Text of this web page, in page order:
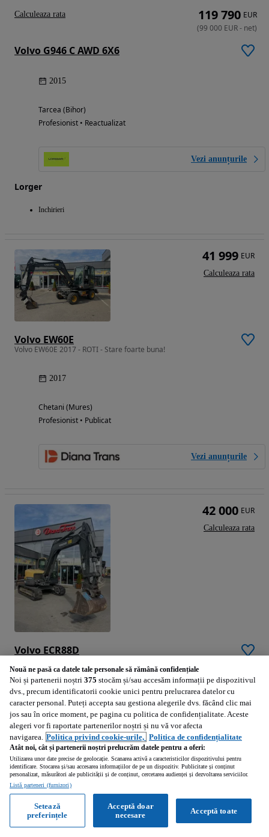
Volvo G946 C AWD 6X6
2015
Tarcea (Bihor)
Profesionist • Reactualizat
Vezi anunțurile
Lorger
Inchirieri
119 790 EUR
(99 000 EUR- net)
Calculeaza rata
Volvo EW60E
Volvo EW60E 2017 - ROTI - Stare foarte buna!
2017
Chetani (Mures)
Profesionist • Publicat
Vezi anunțurile
41 999 EUR
Calculeaza rata
Volvo ECR88D
2016
Chetani (Mures)
Profesionist • Publicat
Vezi anunțurile
42 000 EUR
Calculeaza rata
42 000 EUR
Nouă ne pasă ca datele tale personale să rămână confidențiale
Noi și partenerii noștri 375 stocăm și/sau accesăm informații pe dispozitivul
dvs., precum identificatorii cookie unici pentru prelucrarea datelor cu
caracter personal. Puteți accepta sau gestiona alegerile dvs. făcând clic mai
jos sau în orice moment, pe pagina cu politica de confidențialitate. Aceste
alegeri vor fi raportate partenerilor noștri și nu vă vor afecta
navigarea. Politica privind cookie-urile, Politica de confidențialitate
Atât noi, cât și partenerii noștri prelucrăm datele pentru a oferi:
Utilizarea unor date precise de geolocație. Scanarea activă a caracteristicilor dispozitivului pentru
identificare. Stocarea și/sau accesarea informațiilor de pe un dispozitiv. Publicitate și conținut
personalizat, măsurători ale publicității și de conținut, cercetarea audienței și dezvoltarea serviciilor.
Listă parteneri (furnizori)
Acceptă toate
Acceptă doar
necesare
Setează
preferințele